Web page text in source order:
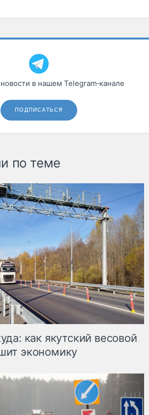
в нашем Telegram‑канале
ПОДПИСАТЬСЯ
по теме
как якутский весовой
экономику